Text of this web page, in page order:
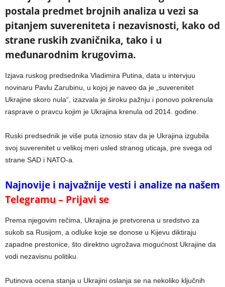
postala predmet brojnih analiza u vezi sa
pitanjem suvereniteta i nezavisnosti, kako od
strane ruskih zvaničnika, tako i u
međunarodnim krugovima.
Izjava ruskog predsednika Vladimira Putina, data u intervjuu
novinaru Pavlu Zarubinu, u kojoj je naveo da je „suverenitet
Ukrajine skoro nula“, izazvala je široku pažnju i ponovo pokrenula
rasprave o pravcu kojim je Ukrajina krenula od 2014. godine.
Ruski predsednik je više puta iznosio stav da je Ukrajina izgubila
svoj suverenitet u velikoj meri usled stranog uticaja, pre svega od
strane SAD i NATO-a.
Najnovije i najvažnije vesti i analize na našem
Telegramu – Prijavi se
Prema njegovim rečima, Ukrajina je pretvorena u sredstvo za
sukob sa Rusijom, a odluke koje se donose u Kijevu diktiraju
zapadne prestonice, što direktno ugrožava mogućnost Ukrajine da
vodi nezavisnu politiku.
Putinova ocena stanja u Ukrajini oslanja se na nekoliko ključnih